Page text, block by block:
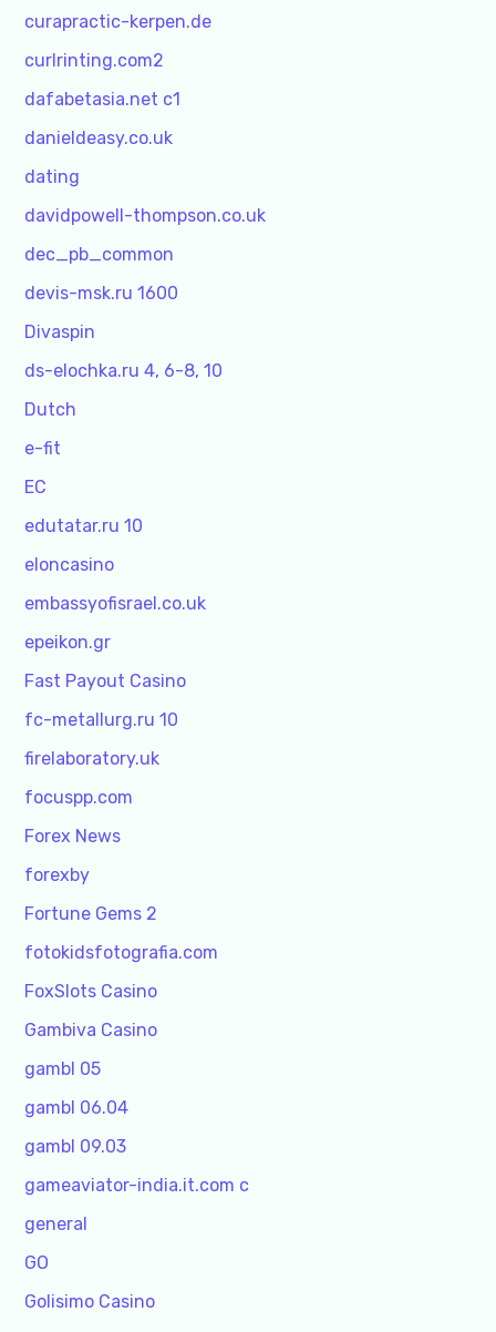
curapractic-kerpen.de
curlrinting.com2
dafabetasia.net c1
danieldeasy.co.uk
dating
davidpowell-thompson.co.uk
dec_pb_common
devis-msk.ru 1600
Divaspin
ds-elochka.ru 4, 6-8, 10
Dutch
e-fit
EC
edutatar.ru 10
eloncasino
embassyofisrael.co.uk
epeikon.gr
Fast Payout Casino
fc-metallurg.ru 10
firelaboratory.uk
focuspp.com
Forex News
forexby
Fortune Gems 2
fotokidsfotografia.com
FoxSlots Casino
Gambiva Casino
gambl 05
gambl 06.04
gambl 09.03
gameaviator-india.it.com c
general
GO
Golisimo Casino